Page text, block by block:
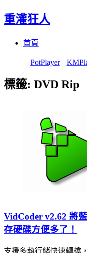
重灌狂人
首頁
PotPlayer
標籤: DVD Rip
VidCoder v2.62 將
存硬碟方便多了！
支援多執行緒快速轉檔